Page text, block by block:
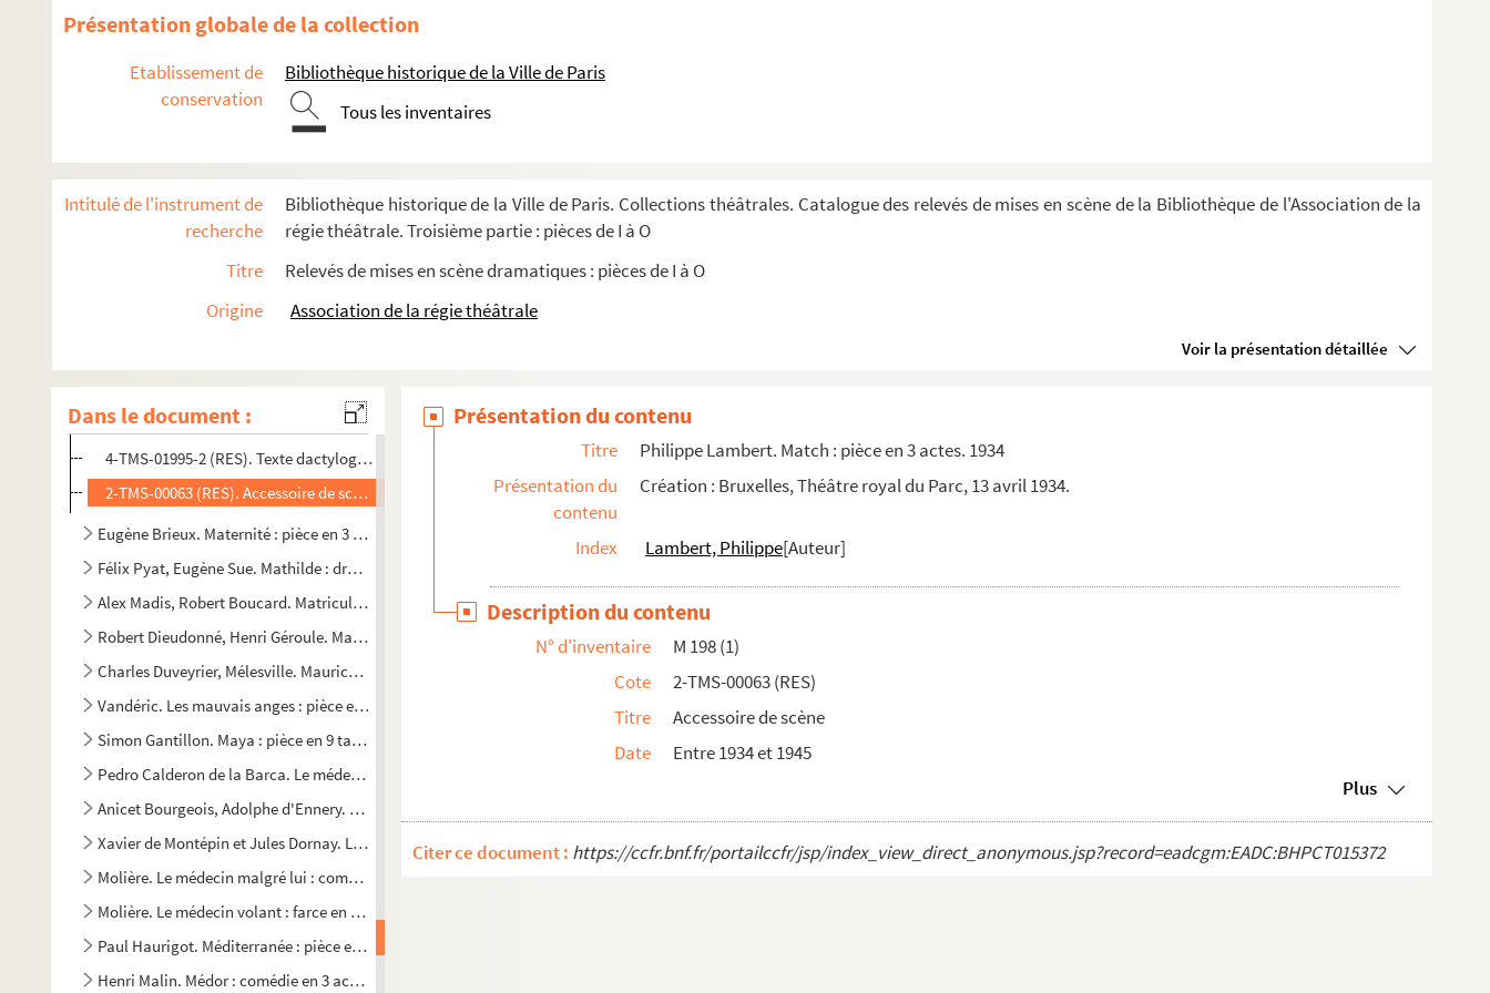
Présentation globale de la collection
Etablissement de
conservation
Bibliothèque historique de la Ville de Paris
Tous les inventaires
Intitulé de l'instrument de
recherche
Bibliothèque historique de la Ville de Paris. Collections théâtrales. Catalogue des relevés de mises en scène de la Bibliothèque de l'Association de la
régie théâtrale. Troisième partie : pièces de I à O
Titre
Relevés de mises en scène dramatiques : pièces de I à O
Origine
Association de la régie théâtrale
Voir la présentation détaillée
Dans le document :
Henri Lavedan. Le marquis de Priola : pièce en 3 actes, en prose. 1902
George Sand. Le marquis de Villemer : comédie en 4 actes, en prose. 1864
Ambroise Janvier. Marraine : pièce en 3 actes. 1898
G. Champagne. La marseillaise! : drame national en 6 actes et 10 tableaux. 1889
Henry Kistemaeckers. Marthe : pièce en 1 acte. 1899
Adolphe d'Ennery, Edmond Tarbé. Martyre ! : drame en 5 actes. 1886
G. Champagne. Les martyrs de Strasbourg : drame en 5 actes et 11 tableaux. 1872
Victor Séjour et Jules Brésil. Le martyre du cœur : drame en 5 actes en prose. 1858
Philippe Lambert. Match : pièce en 3 actes. 1934
4-TMS-01995-1 (RES). Copie dactylographiée de la pièce
4-TMS-01995-2 (RES). Texte dactylographié et manuscrit d'extraits de la pièce
2-TMS-00063 (RES). Accessoire de scène
Eugène Brieux. Maternité : pièce en 3 actes. 1903
Félix Pyat, Eugène Sue. Mathilde : drame en 5 actes. 1842
Alex Madis, Robert Boucard. Matricule 33 : pièce en 3 actes et 10 tableaux. 1931
Robert Dieudonné, Henri Géroule. Maud et son banquier : comédie en 3 actes. 1928
Charles Duveyrier, Mélesville. Maurice : comédie-vaudeville en 2 actes. 1839
Vandéric. Les mauvais anges : pièce en 3 actes et 5 tableaux. Adaptation d'après le roman d'Emily Br...
Simon Gantillon. Maya : pièce en 9 tableaux. 1924
Pedro Calderon de la Barca. Le médecin de son honneur : comédie-drame en 5 actes. 1876
Anicet Bourgeois, Adolphe d'Ennery. Le médecin des enfants : drame en 5 actes. 1855
Xavier de Montépin et Jules Dornay. Le médecin des folles : drame en 5 actes. 1891
Molière. Le médecin malgré lui : comédie en 3 actes. 1666
Molière. Le médecin volant : farce en 1 acte. 1645
Paul Haurigot. Méditerranée : pièce en 4 actes. 1926
Henri Malin. Médor : comédie en 3 actes. 1897
Présentation du contenu
Titre
Philippe Lambert. Match : pièce en 3 actes. 1934
Présentation du
contenu
Création : Bruxelles, Théâtre royal du Parc, 13 avril 1934.
Index Lambert, Philippe[Auteur]
Description du contenu
N° d'inventaire
M 198 (1)
Cote
2-TMS-00063 (RES)
Titre
Accessoire de scène
Date
Entre 1934 et 1945
Plus
Citer ce document : https://ccfr.bnf.fr/portailccfr/jsp/index_view_direct_anonymous.jsp?record=eadcgm:EADC:BHPCT015372